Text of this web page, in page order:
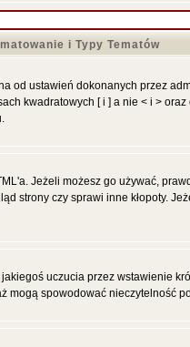
i Typy Tematów
ustawień dokonanych przez
kwadratowych [ i ] a nie < i >
Jeżeli możesz go używać,
strony czy sprawi inne kłopoty.
uczucia przez wstawienie
spowodować nieczytelność